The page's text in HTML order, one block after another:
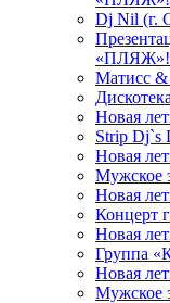
Dj Nil (г.
«ПЛЯЖ»!
Матисс &
Новая
Strip Dj`s
Новая
Мужское
Новая
Концерт
Новая
Группа
Новая
Мужское